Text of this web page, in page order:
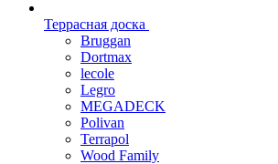
Террасная доска
Bruggan
Dortmax
lecole
Legro
MEGADECK
Polivan
Terrapol
Wood Family